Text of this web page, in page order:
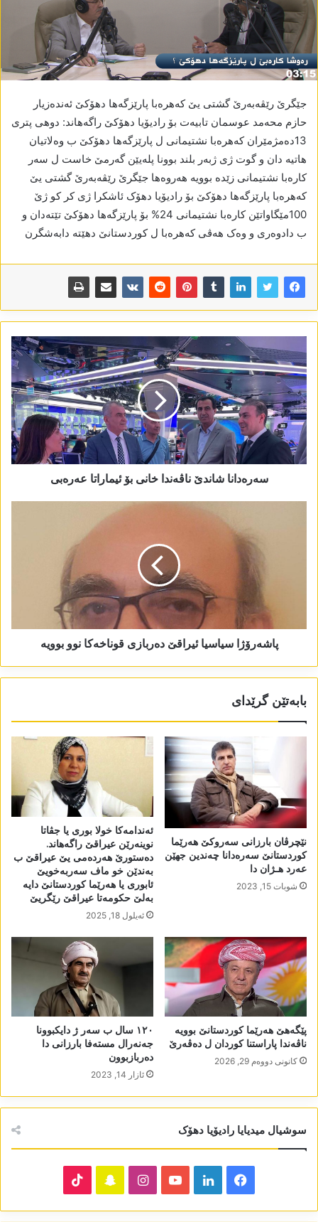
جێگرێ رێڤەبەرێ گشتی یێ کەھرەبا پارێزگەھا دھۆکێ ئەندەزیار
حازم محەمد عوسمان تابیەت بۆ رادیۆیا دھۆکێ راگەھاند: دوھی پتری
13دەمژمێران کەھرەبا نشتیمانی ل پارێزگەھا دھۆکێ ب وەلاتیان
ھاتیە دان و گوت ژی ژبەر بلند بوونا پلەیێن گەرمێ خاست ل سەر
کارەبا نشتیمانی زێدە بوویە ھەروەھا جێگرێ رێڤەبەرێ گشتی یێ
کەھرەبا پارێزگەھا دھۆکێ بۆ رادیۆیا دھۆک ئاشکرا ژی کر کو ژێ
100مێگاواتێن کارەبا نشتیمانی 24% بۆ پارێزگەھا دھۆکێ تێتەدان و
ب دادوەری و وەک ھەڤی کەھرەبا ل کوردستانێ دھێتە دابەشگرن
سەرەدانا شاندێ ناڤەندا خانی بۆ ئیماراتا عەرەبی
پاشەرۆژا سیاسیا ئیراقێ دەربازی قوناخەکا نوو بوویە
بابەتێن گرێدای
نێچرڤان بارزانی سەروکێ ھەرێما
کوردستانێ سەرەدانا چەندین جھێن
عەرد ھـژان دا
شوبات 15, 2023
ئەندامەکا خولا بوری یا جڤاتا
نوینەرێن عیراقێ راگەھاند.
دەستورێ ھەردەمی یێ عیراقێ ب
بەندێن خو ماف سەربەخویێ
ئابوری یا ھەرێما کوردستانێ دایە
بەلێ حکومەتا عیراقێ رێگریێ
ئه‌یلول 18, 2025
پێگەھێ ھەرێما کوردستانێ بوویە
ناڤەندا پاراستنا کوردان ل دەڤەرێ
كانونی دووه‌م 29, 2026
١٢٠ سال ب سەر ژ دایکبوونا
جەنەرال مستەفا بارزانی دا
دەربازبوون
ئازار 14, 2023
سوشیال میدیایا رادیۆیا دھۆک
Facebook
LinkedIn
YouTube
Instagram
Snapchat